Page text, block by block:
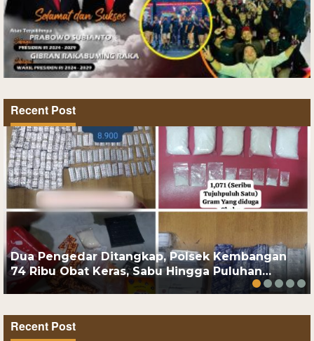
Recent Post
Dua Pengedar Ditangkap, Polsek Kembangan
74 Ribu Obat Keras, Sabu Hingga Puluhan…
Recent Post